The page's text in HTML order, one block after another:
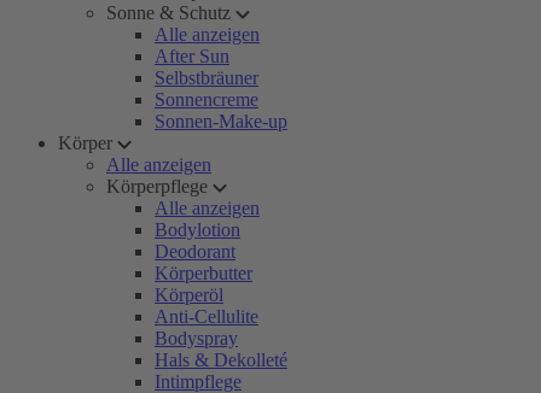
Sonne & Schutz
Alle anzeigen
After Sun
Selbstbräuner
Sonnencreme
Sonnen-Make-up
Körper
Alle anzeigen
Körperpflege
Alle anzeigen
Bodylotion
Deodorant
Körperbutter
Körperöl
Anti-Cellulite
Bodyspray
Hals & Dekolleté
Intimpflege